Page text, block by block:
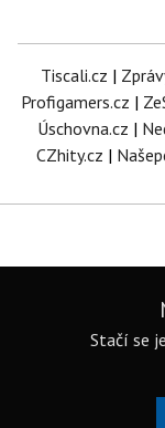
Tiscali.cz |
Profigamers.cz |
Úschovna.cz |
CZhity.cz |
Stačí se